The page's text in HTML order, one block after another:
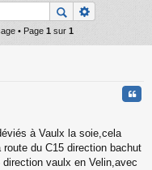
• Page 1 sur 1
à Vaulx la soie,cela
du C15 direction bachut
vaulx en Velin,avec